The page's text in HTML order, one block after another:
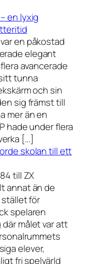
en lyxig
en påkostad
elegant
avancerade
tunna
och sin
sig främst till
mer än en
hade under flera
[…]
skolan till ett
till ZX
annat än de
stället för
spelaren
målet var att
elever,
fri spelvärld